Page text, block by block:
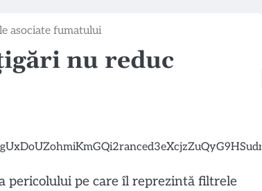
asociate fumatului
nu reduc
pericolului pe care îl reprezintă filtrele